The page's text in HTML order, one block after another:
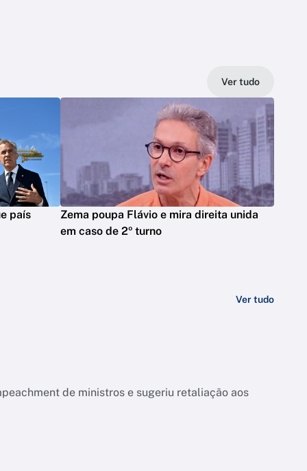
Ver tudo
país
Zema poupa Flávio e mira direita unida
em caso de 2º turno
Ver tudo
de ministros e sugeriu retaliação aos